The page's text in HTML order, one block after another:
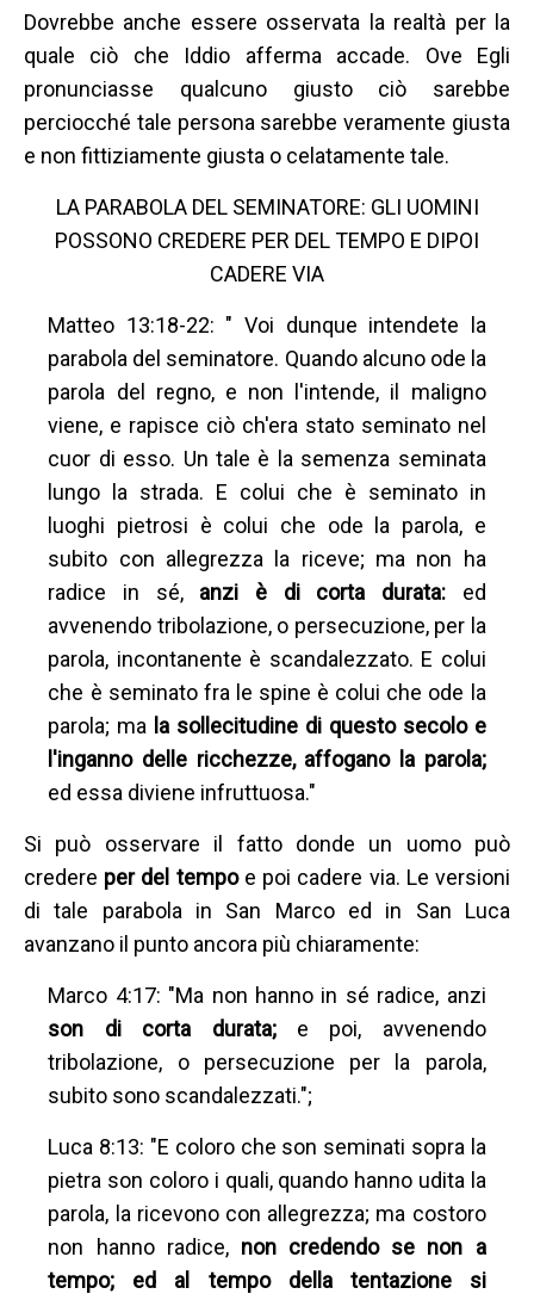
Dovrebbe anche essere osservata la realtà per la
quale ciò che Iddio afferma accade. Ove Egli
pronunciasse qualcuno giusto ciò sarebbe
perciocché tale persona sarebbe veramente giusta
e non fittiziamente giusta o celatamente tale.
LA PARABOLA DEL SEMINATORE: GLI UOMINI
POSSONO CREDERE PER DEL TEMPO E DIPOI
CADERE VIA
Matteo 13:18-22: " Voi dunque intendete la
parabola del seminatore. Quando alcuno ode la
parola del regno, e non l'intende, il maligno
viene, e rapisce ciò ch'era stato seminato nel
cuor di esso. Un tale è la semenza seminata
lungo la strada. E colui che è seminato in
luoghi pietrosi è colui che ode la parola, e
subito con allegrezza la riceve; ma non ha
radice in sé, anzi è di corta durata:ed
avvenendo tribolazione, o persecuzione, per la
parola, incontanente è scandalezzato. E colui
che è seminato fra le spine è colui che ode la
parola; ma la sollecitudine di questo secolo e
l'inganno delle ricchezze, affogano la parola;
ed essa diviene infruttuosa."
Si può osservare il fatto donde un uomo può
credere per del tempoe poi cadere via. Le versioni
di tale parabola in San Marco ed in San Luca
avanzano il punto ancora più chiaramente:
Marco 4:17: "Ma non hanno in sé radice, anzi
son di corta durata;e poi, avvenendo
tribolazione, o persecuzione per la parola,
subito sono scandalezzati.";
Luca 8:13: "E coloro che son seminati sopra la
pietra son coloro i quali, quando hanno udita la
parola, la ricevono con allegrezza; ma costoro
non hanno radice, non credendo se non a
tempo; ed al tempo della tentazione si